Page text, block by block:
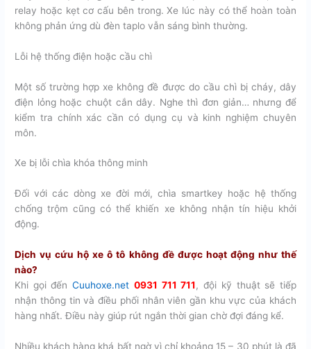
relay hoặc kẹt cơ cấu bên trong. Xe lúc này có thể hoàn toàn
không phản ứng dù đèn taplo vẫn sáng bình thường.
Lỗi hệ thống điện hoặc cầu chì
Một số trường hợp xe không đề được do cầu chì bị cháy, dây
điện lỏng hoặc chuột cắn dây. Nghe thì đơn giản… nhưng để
kiểm tra chính xác cần có dụng cụ và kinh nghiệm chuyên
môn.
Xe bị lỗi chìa khóa thông minh
Đối với các dòng xe đời mới, chìa smartkey hoặc hệ thống
chống trộm cũng có thể khiến xe không nhận tín hiệu khởi
động.
Dịch vụ cứu hộ xe ô tô không đề được hoạt động như thế
nào?
Khi gọi đếnCuuhoxe.net 0931 711 711, đội kỹ thuật sẽ tiếp
nhận thông tin và điều phối nhân viên gần khu vực của khách
hàng nhất. Điều này giúp rút ngắn thời gian chờ đợi đáng kể.
Nhiều khách hàng khá bất ngờ vì chỉ khoảng 15 – 30 phút là đã